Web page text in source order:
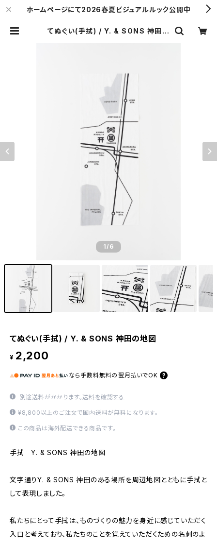
ホームページにて2026春夏ビジュアルルック公開中
てぬぐい(手拭) / Y. & SONS 神田の
1/6
てぬぐい(手拭) / Y. & SONS 神田の地図
¥ 2,200
なら 手数料無料の 翌月払いでOK
別途送料がかかります。送料を確認する
¥8,800以上のご注文で国内送料が無料になります。
この商品は海外配送できる商品です。
手拭 Y. & SONS 神田の地図
文字通りY. & SONS 神田のある場所を周辺地図とともに手拭と
して表現しました。
私たちにとって手拭は、ものづくりの魅力を身近に感じていただく
入口と考えており、私たちのことを覚えていただくための名刺のよ